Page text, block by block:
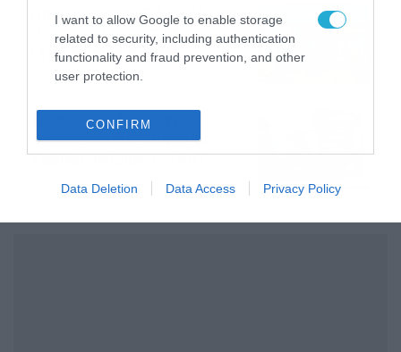
I want to allow Google to enable storage
related to security, including authentication
functionality and fraud prevention, and other
user protection.
CONFIRM
Data Deletion Data Access Privacy Policy
Πρεμιέρα στην Ολλανδία, την
Πορτογαλία και τη Β’
Γερμανίας με πολλές
στοιχηματικές επιλογές από
07/08/2026 16:41
Καιρός 6-8: Ανεβαίνει η
θερμοκρασία, 40άρια το
Σαββατοκύριακο… (vid)
06/08/2026 22:00